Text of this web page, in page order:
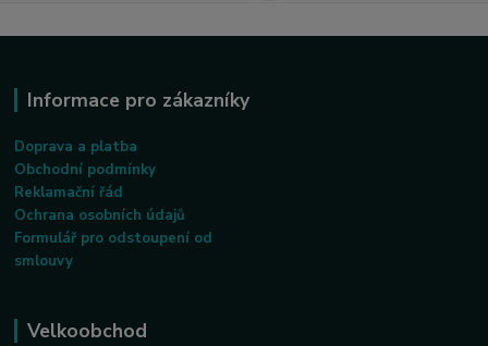
Informace pro zákazníky
Doprava a platba
Obchodní podmínky
Reklamační řád
Ochrana osobních údajů
Formulář pro odstoupení od
smlouvy
Velkoobchod